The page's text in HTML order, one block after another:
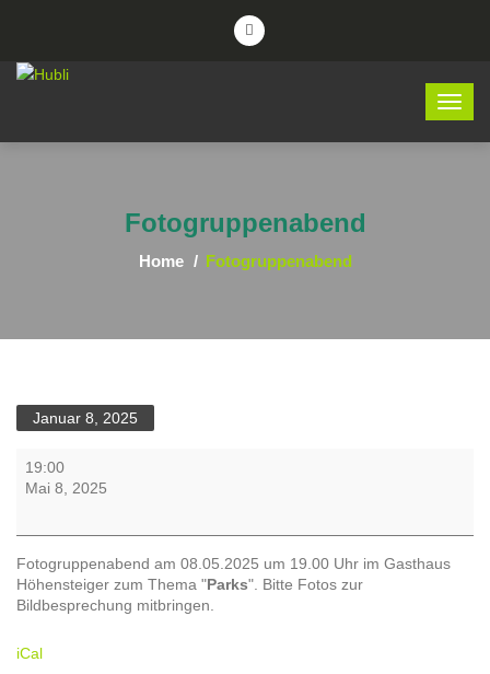
Fotogruppenabend
Home Fotogruppenabend
Januar 8, 2025
Fotogruppenabend
19:00
Mai 8, 2025
Fotogruppenabend am 08.05.2025 um 19.00 Uhr im Gasthaus
Höhensteiger zum Thema "Parks". Bitte Fotos zur
Bildbesprechung mitbringen.
iCal